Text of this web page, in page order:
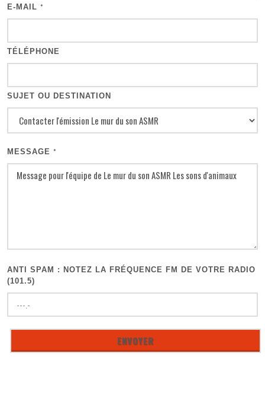
E-MAIL *
TÉLÉPHONE
SUJET OU DESTINATION
MESSAGE *
ANTI SPAM : NOTEZ LA FRÉQUENCE FM DE VOTRE RADIO
(101.5)